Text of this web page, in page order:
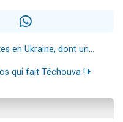
en Ukraine, dont un...
qui fait Téchouva !